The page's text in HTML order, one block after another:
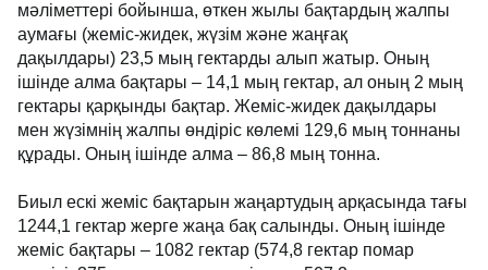
мәліметтері бойынша, өткен жылы бақтардың жалпы
аумағы (жеміс-жидек, жүзім және жаңғақ
дақылдары) 23,5 мың гектарды алып жатыр. Оның
ішінде алма бақтары – 14,1 мың гектар, ал оның 2 мың
гектары қарқынды бақтар. Жеміс-жидек дақылдары
мен жүзімнің жалпы өндіріс көлемі 129,6 мың тоннаны
құрады. Оның ішінде алма – 86,8 мың тонна.
Биыл ескі жеміс бақтарын жаңартудың арқасында тағы
1244,1 гектар жерге жаңа бақ салынды. Оның ішінде
жеміс бақтары – 1082 гектар (574,8 гектар помар